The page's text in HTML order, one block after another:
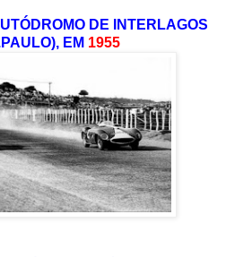
DE INTERLAGOS
EM 1955